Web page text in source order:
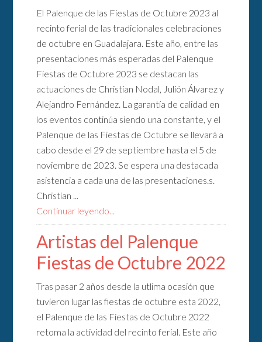
El Palenque de las Fiestas de Octubre 2023 al
recinto ferial de las tradicionales celebraciones
de octubre en Guadalajara. Este año, entre las
presentaciones más esperadas del Palenque
Fiestas de Octubre 2023 se destacan las
actuaciones de Christian Nodal, Julión Álvarez y
Alejandro Fernández. La garantía de calidad en
los eventos continúa siendo una constante, y el
Palenque de las Fiestas de Octubre se llevará a
cabo desde el 29 de septiembre hasta el 5 de
noviembre de 2023. Se espera una destacada
asistencia a cada una de las presentaciones.s.
Christian ...
Continuar leyendo...
Artistas del Palenque
Fiestas de Octubre 2022
Tras pasar 2 años desde la utlima ocasión que
tuvieron lugar las fiestas de octubre esta 2022,
el Palenque de las Fiestas de Octubre 2022
retoma la actividad del recinto ferial. Este año